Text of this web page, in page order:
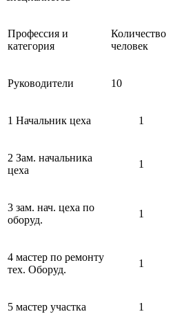
Профессия и
категория
Количество
человек
Руководители 10
1 Начальник цеха 1
2 Зам. начальника
цеха
1
3 зам. нач. цеха по
оборуд.
1
4 мастер по ремонту
тех. Оборуд.
1
5 мастер участка 1